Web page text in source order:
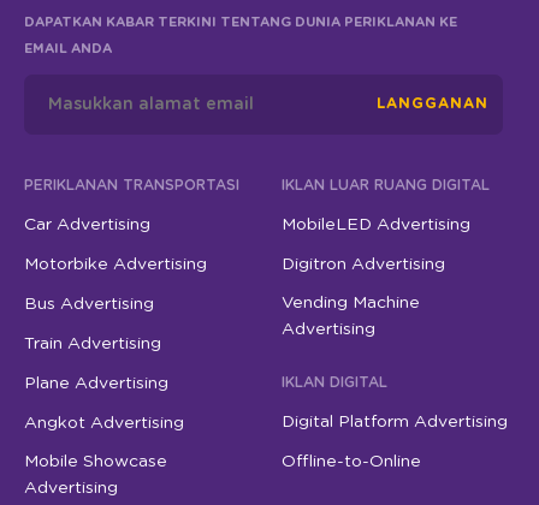
DAPATKAN KABAR TERKINI TENTANG DUNIA PERIKLANAN KE
EMAIL ANDA
LANGGANAN
PERIKLANAN TRANSPORTASI
Car Advertising
Motorbike Advertising
Bus Advertising
Train Advertising
Plane Advertising
Angkot Advertising
Mobile Showcase
Advertising
IKLAN LUAR RUANG DIGITAL
MobileLED Advertising
Digitron Advertising
Vending Machine
Advertising
IKLAN DIGITAL
Digital Platform Advertising
Offline-to-Online